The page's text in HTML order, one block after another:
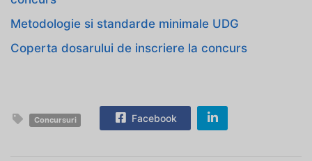
Metodologie si standarde minimale UDG
Coperta dosarului de inscriere la concurs
Concursuri Facebook